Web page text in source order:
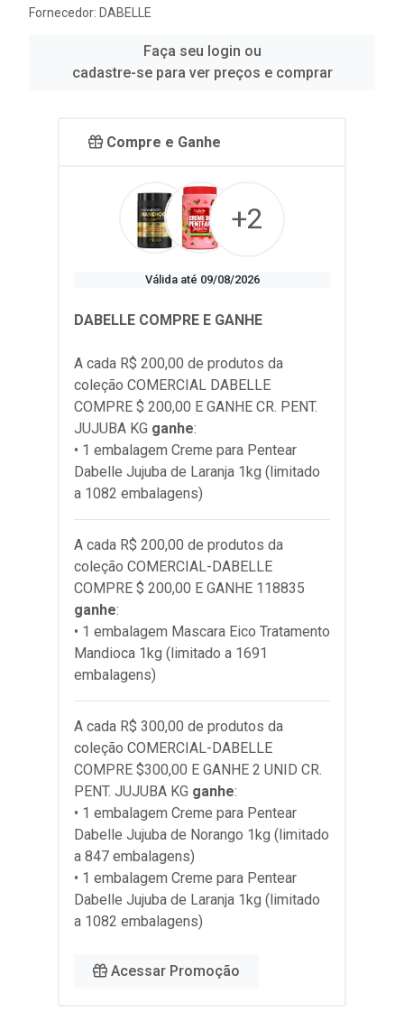
Fornecedor: DABELLE
Faça seu login ou
cadastre-se para ver preços e comprar
Compre e Ganhe
+2
Válida até 09/08/2026
DABELLE COMPRE E GANHE
A cada R$ 200,00 de produtos da
coleção COMERCIAL DABELLE
COMPRE $ 200,00 E GANHE CR. PENT.
JUJUBA KG ganhe:
• 1 embalagem Creme para Pentear
Dabelle Jujuba de Laranja 1kg (limitado
a 1082 embalagens)
A cada R$ 200,00 de produtos da
coleção COMERCIAL-DABELLE
COMPRE $ 200,00 E GANHE 118835
ganhe:
• 1 embalagem Mascara Eico Tratamento
Mandioca 1kg (limitado a 1691
embalagens)
A cada R$ 300,00 de produtos da
coleção COMERCIAL-DABELLE
COMPRE $300,00 E GANHE 2 UNID CR.
PENT. JUJUBA KG ganhe:
• 1 embalagem Creme para Pentear
Dabelle Jujuba de Norango 1kg (limitado
a 847 embalagens)
• 1 embalagem Creme para Pentear
Dabelle Jujuba de Laranja 1kg (limitado
a 1082 embalagens)
Acessar Promoção